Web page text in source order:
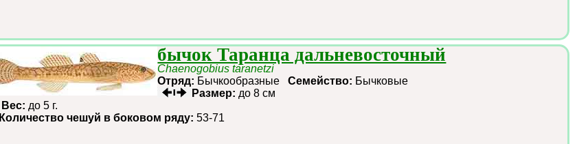
бычок Таранца дальневосточный
Chaenogobius taranetzi
Отряд: БычкообразныеСемейство: Бычковые
Размер: до 8 см
Вес: до 5 г.
Количество чешуй в боковом ряду:53-71